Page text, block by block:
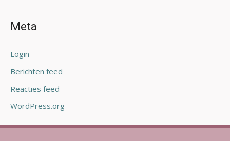
Meta
Login
Berichten feed
Reacties feed
WordPress.org